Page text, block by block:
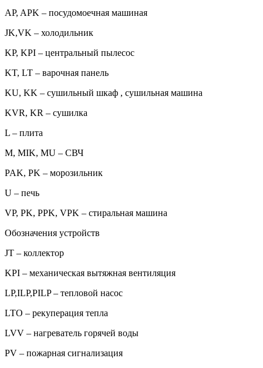
AP, APK – посудомоечная машиная
JK,VK – холодильник
KP, KPI – центральный пылесос
KT, LT – варочная панель
KU, KK – сушильный шкаф , сушильная машина
KVR, KR – сушилка
L – плита
M, MIK, MU – СВЧ
PAK, PK – морозильник
U – печь
VP, PK, PPK, VPK – стиральная машина
Обозначения устройств
JT – коллектор
KPI – механическая вытяжная вентиляция
LP,ILP,PILP – тепловой насос
LTO – рекуперация тепла
LVV – нагреватель горячей воды
PV – пожарная сигнализация